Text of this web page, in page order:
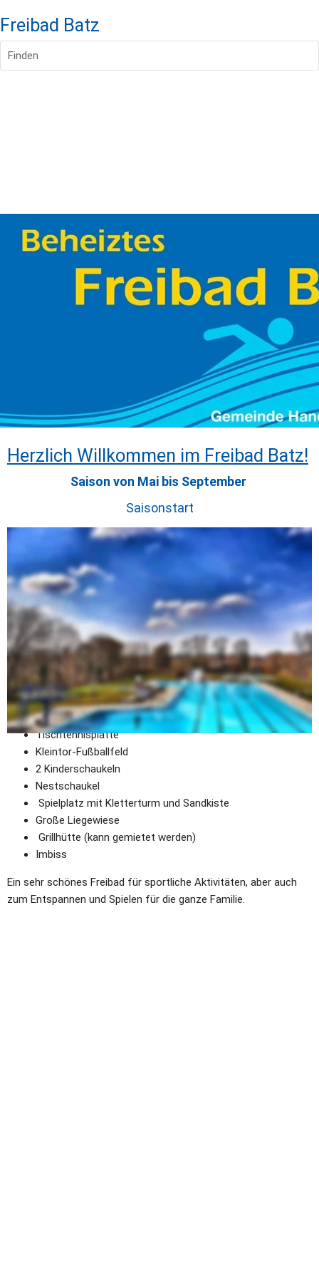
Freibad Batz
Finden
Herzlich Willkommen im Freibad Batz!
Saison von Mai bis September
Saisonstart
Zur Ausstattung des Freibades gehört:
ein 50 Meter Sportbecken / 6 Bahnen
ein Nichtschwimmerteil
eine Sprunganlage mit einem 1m und 3m Brett
Breitwasserrutsche im Nichtschwimmerbereich
Kleinkinderplanschbecken mit Rutsche und
Wasserattraktion
Volleyballfeld
Basketballfeld
Tischkicker
Tischtennisplatte
Kleintor-Fußballfeld
2 Kinderschaukeln
Nestschaukel
Spielplatz mit Kletterturm und Sandkiste
Große Liegewiese
Grillhütte (kann gemietet werden)
Imbiss
Ein sehr schönes Freibad für sportliche Aktivitäten, aber auch
zum Entspannen und Spielen für die ganze Familie.